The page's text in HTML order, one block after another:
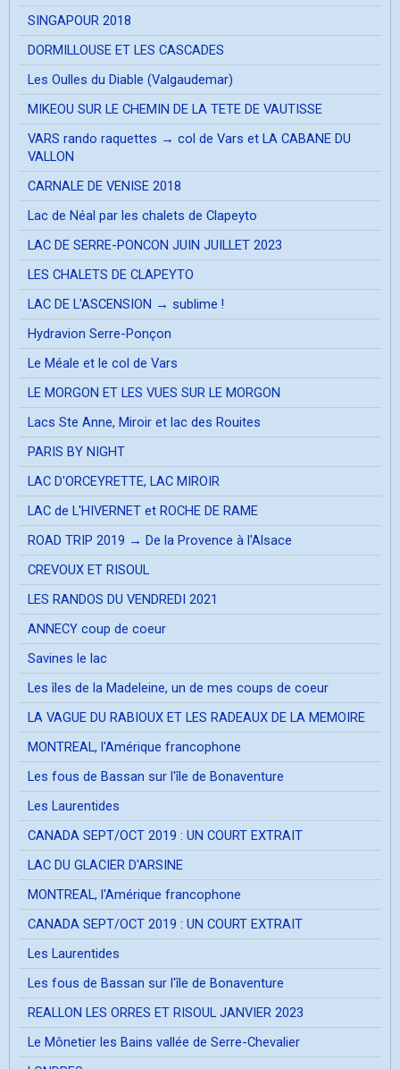
SINGAPOUR 2018
DORMILLOUSE ET LES CASCADES
Les Oulles du Diable (Valgaudemar)
MIKEOU SUR LE CHEMIN DE LA TETE DE VAUTISSE
VARS rando raquettes → col de Vars et LA CABANE DU
VALLON
CARNALE DE VENISE 2018
Lac de Néal par les chalets de Clapeyto
LAC DE SERRE-PONCON JUIN JUILLET 2023
LES CHALETS DE CLAPEYTO
LAC DE L'ASCENSION → sublime !
Hydravion Serre-Ponçon
Le Méale et le col de Vars
LE MORGON ET LES VUES SUR LE MORGON
Lacs Ste Anne, Miroir et lac des Rouites
PARIS BY NIGHT
LAC D'ORCEYRETTE, LAC MIROIR
LAC de L'HIVERNET et ROCHE DE RAME
ROAD TRIP 2019 → De la Provence à l'Alsace
CREVOUX ET RISOUL
LES RANDOS DU VENDREDI 2021
ANNECY coup de coeur
Savines le lac
Les îles de la Madeleine, un de mes coups de coeur
LA VAGUE DU RABIOUX ET LES RADEAUX DE LA MEMOIRE
MONTREAL, l'Amérique francophone
Les fous de Bassan sur l'île de Bonaventure
Les Laurentides
CANADA SEPT/OCT 2019 : UN COURT EXTRAIT
LAC DU GLACIER D'ARSINE
MONTREAL, l'Amérique francophone
CANADA SEPT/OCT 2019 : UN COURT EXTRAIT
Les Laurentides
Les fous de Bassan sur l'île de Bonaventure
REALLON LES ORRES ET RISOUL JANVIER 2023
Le Mônetier les Bains vallée de Serre-Chevalier